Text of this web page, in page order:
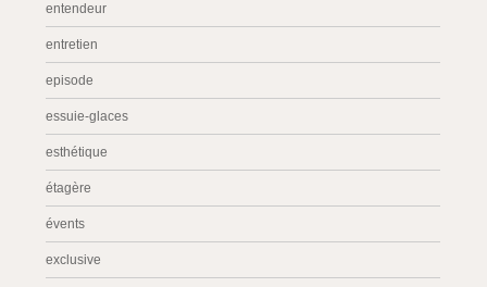
entendeur
entretien
episode
essuie-glaces
esthétique
étagère
évents
exclusive